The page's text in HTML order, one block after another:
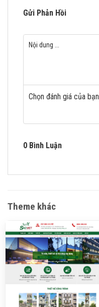
Gửi Phản Hồi
Chọn đánh giá của bạn
0 Bình Luận
Theme khác